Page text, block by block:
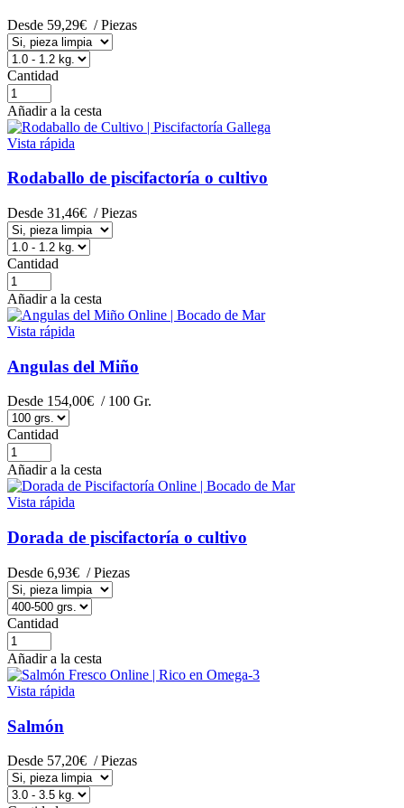
Desde 59,29€ / Piezas
Cantidad
Añadir a la cesta
Vista rápida
Rodaballo de piscifactoría o cultivo
Desde 31,46€ / Piezas
Cantidad
Añadir a la cesta
Vista rápida
Angulas del Miño
Desde 154,00€ / 100 Gr.
Cantidad
Añadir a la cesta
Vista rápida
Dorada de piscifactoría o cultivo
Desde 6,93€ / Piezas
Cantidad
Añadir a la cesta
Vista rápida
Salmón
Desde 57,20€ / Piezas